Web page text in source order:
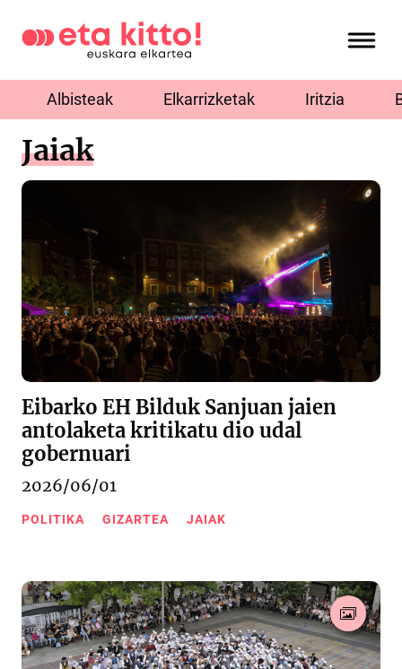
Albisteak Elkarrizketak Iritzia
Jaiak
Eibarko EH Bilduk Sanjuan jaien
antolaketa kritikatu dio udal
gobernuari
2026/06/01
POLITIKA GIZARTEA JAIAK